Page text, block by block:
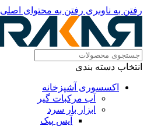
رفتن به ناوبری رفتن به محتوای اصلی
انتخاب دسته بندی
اکسسوری آشپزخانه
آب مرکبات گیر
ابزار بار سرد
آیس پیک